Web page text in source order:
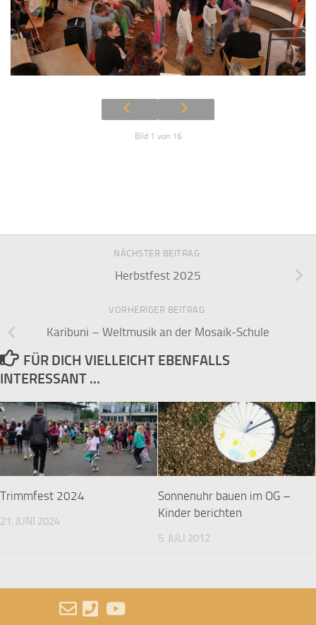
Bild 1 von 16
NÄCHSTER BEITRAG
Herbstfest 2025
VORHERIGER BEITRAG
Karibuni – Weltmusik an der Mosaik-Schule
FÜR DICH VIELLEICHT EBENFALLS
INTERESSANT …
Trimmfest 2024
21. JUNI 2024
Sonnenuhr bauen im OG –
Kinder berichten
5. JULI 2012